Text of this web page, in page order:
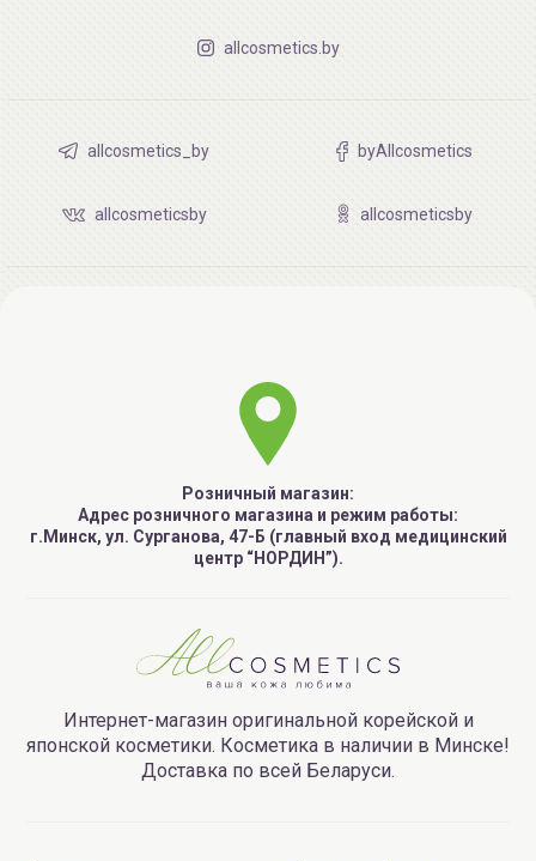
allcosmetics.by
allcosmetics_by byAllcosmetics
allcosmeticsby allcosmeticsby
Розничный магазин:
Адрес розничного магазина и режим работы:
г.Минск, ул. Сурганова, 47-Б (главный вход медицинский
центр “НОРДИН”).
Интернет-магазин оригинальной корейской и
японской косметики. Косметика в наличии в Минске!
Доставка по всей Беларуси.